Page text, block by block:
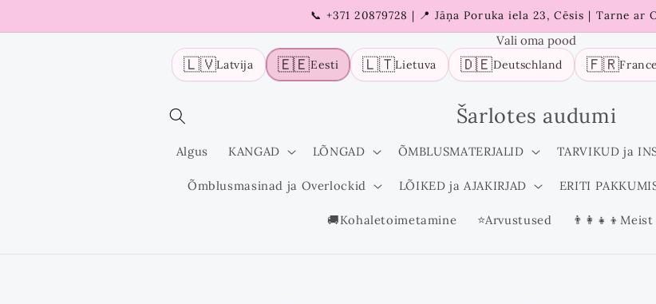
juurde
📞 +371 20879728 | 📍 Jāņa Poruka iela 23, Cēsis | Tarne ar
Vali oma pood
🇱🇻Latvija 🇪🇪Eesti 🇱🇹Lietuva 🇩🇪Deutschland 🇫🇷France
Šarlotes audumi
Algus KANGAD LÕNGAD ÕMBLUSMATERJALID TARVIKUD ja
Õmblusmasinad ja Overlockid LÕIKED ja AJAKIRJAD ERITI
🚚Kohaletoimetamine ⭐Arvustused 👨‍👩‍👧‍👦Meist